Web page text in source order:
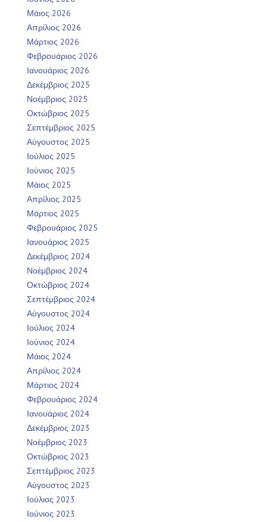
Μάιος 2026
Απρίλιος 2026
Μάρτιος 2026
Φεβρουάριος 2026
Ιανουάριος 2026
Δεκέμβριος 2025
Νοέμβριος 2025
Οκτώβριος 2025
Σεπτέμβριος 2025
Αύγουστος 2025
Ιούλιος 2025
Ιούνιος 2025
Μάιος 2025
Απρίλιος 2025
Μάρτιος 2025
Φεβρουάριος 2025
Ιανουάριος 2025
Δεκέμβριος 2024
Νοέμβριος 2024
Οκτώβριος 2024
Σεπτέμβριος 2024
Αύγουστος 2024
Ιούλιος 2024
Ιούνιος 2024
Μάιος 2024
Απρίλιος 2024
Μάρτιος 2024
Φεβρουάριος 2024
Ιανουάριος 2024
Δεκέμβριος 2023
Νοέμβριος 2023
Οκτώβριος 2023
Σεπτέμβριος 2023
Αύγουστος 2023
Ιούλιος 2023
Ιούνιος 2023